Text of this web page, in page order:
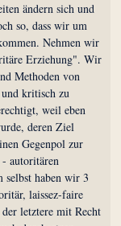
ändern sich und
so, dass wir um
Nehmen wir
Erziehung". Wir
Methoden von
kritisch zu
weil eben
deren Ziel
Gegenpol zur
autoritären
haben wir 3
laissez-faire
letztere mit Recht